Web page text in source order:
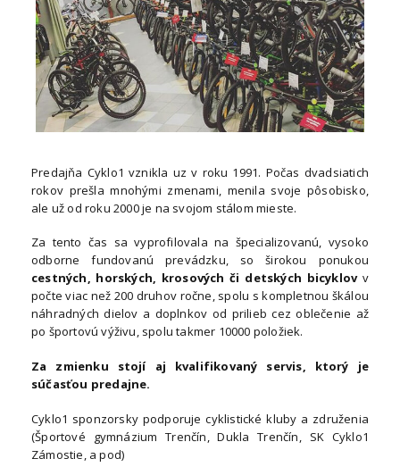
Predajňa Cyklo1 vznikla uz v roku 1991. Počas dvadsiatich
rokov prešla mnohými zmenami, menila svoje pôsobisko,
ale už od roku 2000 je na svojom stálom mieste.
Za tento čas sa vyprofilovala na špecializovanú, vysoko
odborne fundovanú prevádzku, so širokou ponukou
cestných, horských, krosových či detských bicyklovv
počte viac než 200 druhov ročne, spolu s kompletnou škálou
náhradných dielov a doplnkov od prilieb cez oblečenie až
po športovú výživu, spolu takmer 10000 položiek.
Za zmienku stojí aj kvalifikovaný servis, ktorý je
súčasťou predajne.
Cyklo1 sponzorsky podporuje cyklistické kluby a združenia
(Športové gymnázium Trenčín, Dukla Trenčín, SK Cyklo1
Zámostie, a pod)